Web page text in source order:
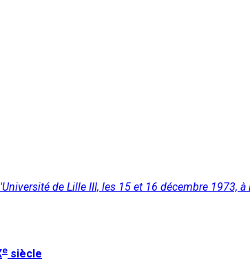
de Lille III, les 15 et 16 décembre 1973,
e siècle